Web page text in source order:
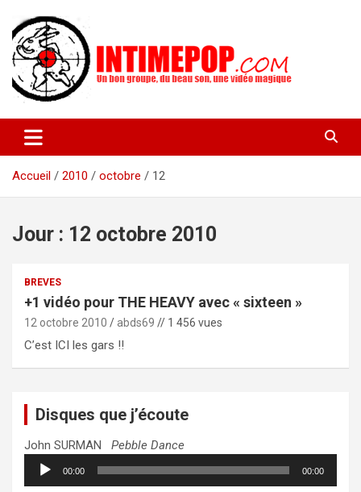
contenu
intimepop.com
actuelles pop rock, post-rock, indé sur Lyon. rock pop concert
lyon
Accueil
2010 octobre 12
Jour : 12 octobre 2010
BREVES
+1 vidéo pour THE HEAVY avec « sixteen »
12 octobre 2010 abds69 // 1 456 vues
C’est ICI les gars !!
Disques que j’écoute
John SURMAN Pebble Dance
Lecteur
audio
00:00 00:00